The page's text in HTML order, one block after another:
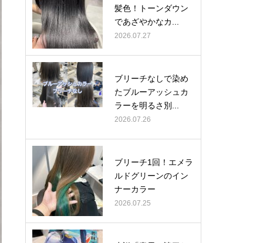
髪色！トーンダウン
であざやかなカ...
2026.07.27
ブリーチなしで染め
たブルーアッシュカ
ラーを明るさ別...
2026.07.26
ブリーチ1回！エメラ
ルドグリーンのイン
ナーカラー
2026.07.25